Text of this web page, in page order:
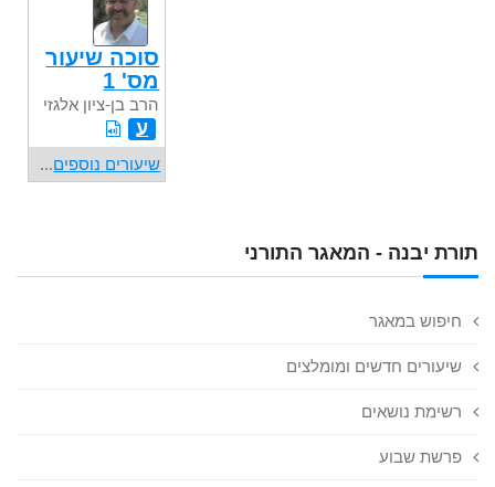
תורת יבנה - המאגר התורני
חיפוש במאגר
שיעורים חדשים ומומלצים
רשימת נושאים
פרשת שבוע
סוכה שיעור
מס' 1
הרב בן-ציון אלגזי
ע
שיעורים נוספים...